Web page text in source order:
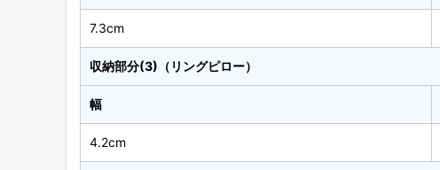
7.3cm
収納部分(3)（リングピロー）
幅
4.2cm